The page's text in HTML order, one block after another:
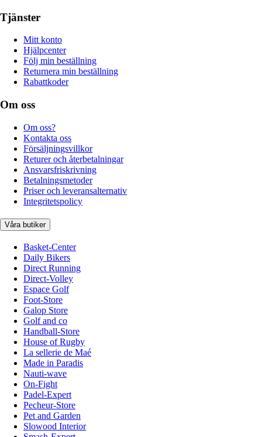
Tjänster
Mitt konto
Hjälpcenter
Följ min beställning
Returnera min beställning
Rabattkoder
Om oss
Om oss?
Kontakta oss
Försäljningsvillkor
Returer och återbetalningar
Ansvarsfriskrivning
Betalningsmetoder
Priser och leveransalternativ
Integritetspolicy
Våra butiker
Basket-Center
Daily Bikers
Direct Running
Direct-Volley
Espace Golf
Foot-Store
Galop Store
Golf and co
Handball-Store
House of Rugby
La sellerie de Maé
Made in Paradis
Nauti-wave
On-Fight
Padel-Expert
Pecheur-Store
Pet and Garden
Slowood Interior